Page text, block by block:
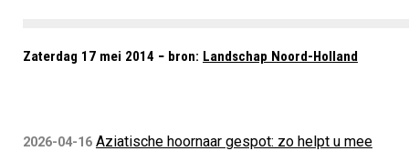
Zaterdag 17 mei 2014 − bron: Landschap Noord-Holland
2026-04-16 Aziatische hoornaar gespot: zo helpt u mee